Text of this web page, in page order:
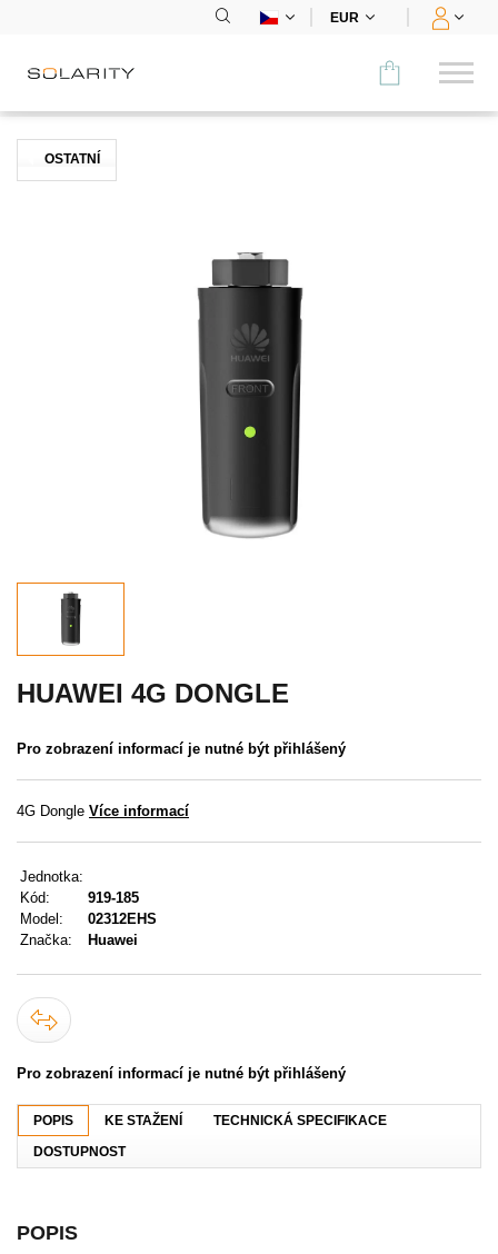
EUR
Porovnat
MENU
KONTAKTY
UŽIVATELSKÉ MENU
Přihlášení
Zapomenuté heslo
OSTATNÍ
HUAWEI 4G DONGLE
Pro zobrazení informací je nutné být přihlášený
4G Dongle Více informací
Jednotka:
Kód:
919-185
Model:
02312EHS
Značka:
Huawei
Pro zobrazení informací je nutné být přihlášený
POPIS KE STAŽENÍ
TECHNICKÁ SPECIFIKACE
DOSTUPNOST
POPIS